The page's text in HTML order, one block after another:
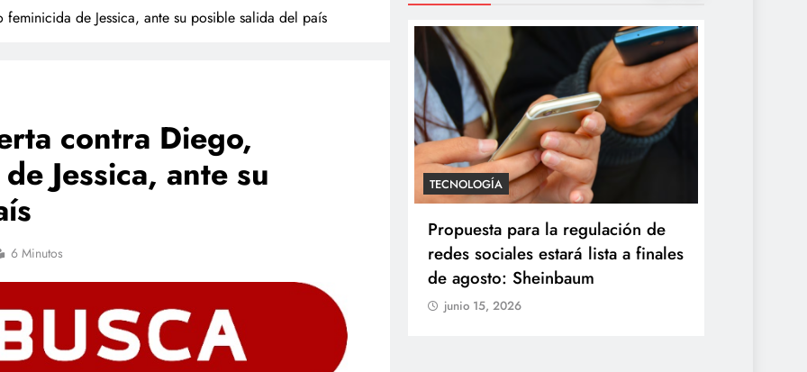
de Jessica, ante su posible salida del país
contra Diego,
Jessica, ante su
6 Minutos
sandbox
plan
NACIONAL
junio 15, 2026
SALUD
México confirma 33 casos de
ciclosporiasis y rechaza ser
origen del brote de diarrea
explosiva